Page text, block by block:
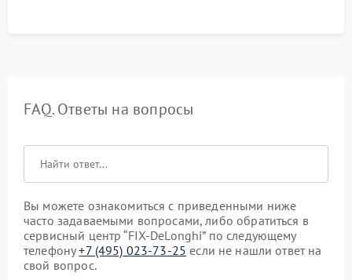
FAQ. Ответы на вопросы
Вы можете ознакомиться с приведенными ниже
часто задаваемыми вопросами, либо обратиться в
сервисный центр “FIX-DeLonghi” по следующему
телефону+7 (495) 023-73-25 если не нашли ответ на
свой вопрос.